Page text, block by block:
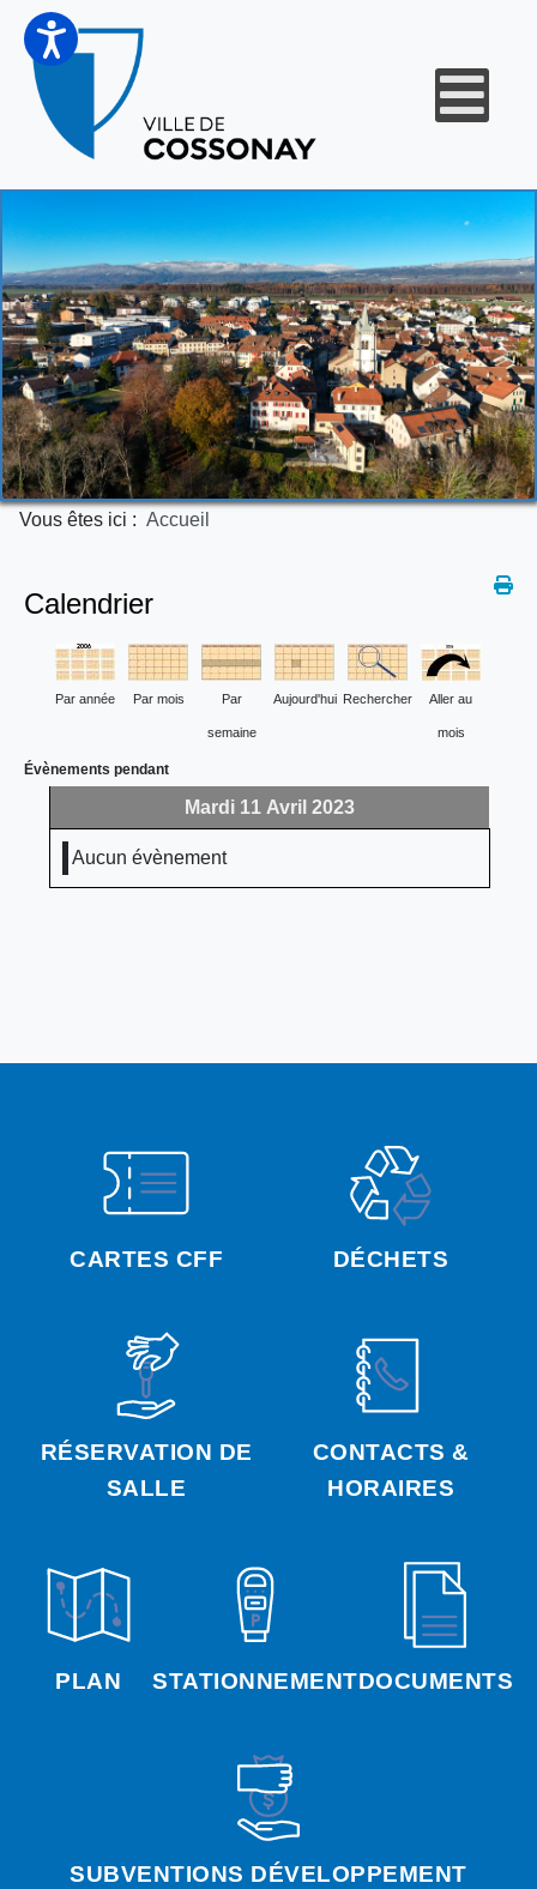
Vous êtes ici : Accueil
CARTES CFF DÉCHETS
RÉSERVATION DE
SALLE
CONTACTS &
HORAIRES
PLAN STATIONNEMENTDOCUMENTS
SUBVENTIONS DÉVELOPPEMENT
Calendrier
Par année Par mois Par
semaine
Aujourd'hui Rechercher Aller au
mois
Évènements pendant
Mardi 11 Avril 2023
Aucun évènement